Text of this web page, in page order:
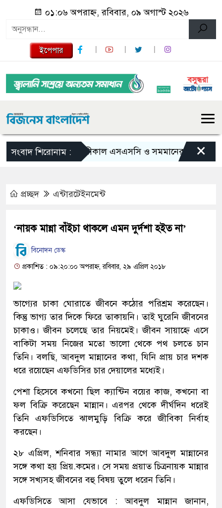
০১:০৬ অপরাহ্ন, রবিবার, ০৯ অগাস্ট ২০২৬
ইপেপার
সংবাদ শিরোনাম :
আগামীকাল এসএসসি ও সমমানের ফল, জানা যাবে
×
প্রচ্ছদ এন্টারটেইনমেন্ট
‘নায়ক মান্না বাঁইচা থাকলে এমন দুর্দশা হইত না’
বিনোদন ডেস্ক
প্রকাশিত : ০৯:২০:০০ অপরাহ্ন, রবিবার, ২৯ এপ্রিল ২০১৮
ভাগ্যের চাকা ঘোরাতে জীবনে কঠোর পরিশ্রম করেছেন।
কিন্তু ভাগ্য তার দিকে ফিরে তাকায়নি। তাই ঘুরেনি জীবনের
চাকাও। জীবন চলেছে তার নিয়মেই। জীবন সায়াহ্নে এসে
বাকিটা সময় নিজের মতো ভালো থেকে পথ চলতে চান
তিনি। বলছি, আবদুল মান্নানের কথা, যিনি প্রায় চার দশক
ধরে রয়েছেন এফডিসির চার দেয়ালের মধ্যেই।
পেশা হিসেবে কখনো ছিল ক্যান্টিন বয়ের কাজ, কখনো বা
ফল বিক্রি করেছেন মান্নান। এরপর থেকে দীর্ঘদিন ধরেই
তিনি এফডিসিতে ঝালমুড়ি বিক্রি করে জীবিকা নির্বাহ
করছেন।
২৮ এপ্রিল, শনিবার সন্ধ্যা নামার আগে আবদুল মান্নানের
সঙ্গে কথা হয় প্রিয়.কমের। সে সময় প্রয়াত চিত্রনায়ক মান্নার
সঙ্গে সখ্যসহ জীবনের বহু বিষয় তুলে ধরেন তিনি।
এফডিসিতে আসা যেভাবে : আবদুল মান্নান জানান,